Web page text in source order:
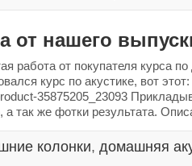
от нашего
работа от покупателя курса
курс по акустике, вот
35875205_23093
а так же фотки результата.
колонки, домашняя